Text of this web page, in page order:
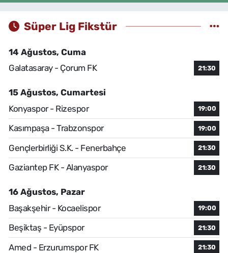
Süper Lig Fikstür
14 Ağustos, Cuma
Galatasaray - Çorum FK
21:30
15 Ağustos, Cumartesi
Konyaspor - Rizespor
19:00
Kasımpaşa - Trabzonspor 19:00
Gençlerbirliği S.K. - Fenerbahçe 21:30
Gaziantep FK - Alanyaspor 21:30
16 Ağustos, Pazar
Başakşehir - Kocaelispor
19:00
Beşiktaş - Eyüpspor 21:30
Amed - Erzurumspor FK 21:30